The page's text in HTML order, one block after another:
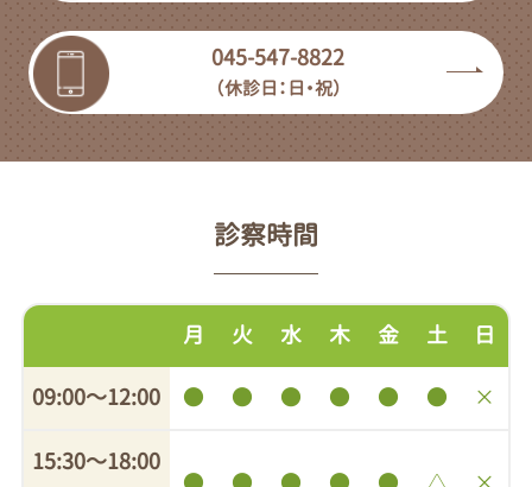
045-547-8822
（休診日：日・祝）
診察時間
月 火 水 木 金 土 日
09:00〜12:00 ● ● ● ● ● ● ×
15:30〜18:00